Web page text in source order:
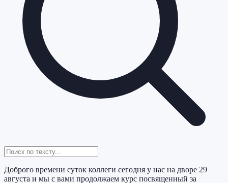
Доброго времени суток коллеги сегодня у нас на дворе 29
августа и мы с вами продолжаем курс посвященный за